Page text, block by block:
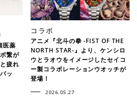
医薬
繋が
疲れ
ッ
コラボ
アニメ『北斗の拳 -FIST OF THE
NORTH STAR-』より、ケンシロ
ウとラオウをイメージしたセイコ
ー製コラボレーションウオッチが
登場！
2026.05.27